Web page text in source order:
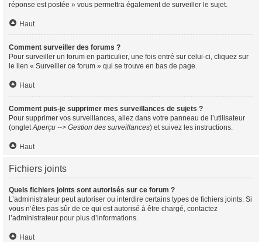
réponse est postée » vous permettra également de surveiller le sujet.
Haut
Comment surveiller des forums ?
Pour surveiller un forum en particulier, une fois entré sur celui-ci, cliquez sur
le lien « Surveiller ce forum » qui se trouve en bas de page.
Haut
Comment puis-je supprimer mes surveillances de sujets ?
Pour supprimer vos surveillances, allez dans votre panneau de l’utilisateur
(ongletAperçu --> Gestion des surveillances) et suivez les instructions.
Haut
Fichiers joints
Quels fichiers joints sont autorisés sur ce forum ?
L’administrateur peut autoriser ou interdire certains types de fichiers joints. Si
vous n’êtes pas sûr de ce qui est autorisé à être chargé, contactez
l’administrateur pour plus d’informations.
Haut